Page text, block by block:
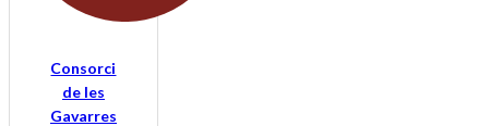
Consorci
de les
Gavarres